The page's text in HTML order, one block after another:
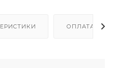
ОПЛАТА И